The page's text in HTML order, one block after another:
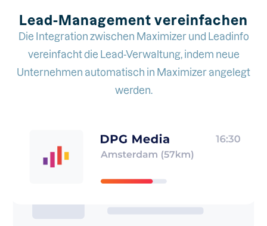
Lead-Management vereinfachen
Die Integration zwischen Maximizer und Leadinfo
vereinfacht die Lead-Verwaltung, indem neue
Unternehmen automatisch in Maximizer angelegt
werden.